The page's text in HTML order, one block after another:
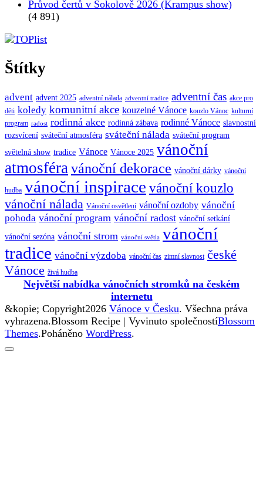
Průvod čertů v Sokolově 2026 (Krampus show)
(4 891)
Štítky
advent advent 2025 adventní nálada adventní tradice adventní čas akce pro
děti koledy komunitní akce kouzelné Vánoce kouzlo Vánoc kulturní
program radost rodinná akce rodinná zábava rodinné Vánoce slavnostní
rozsvícení sváteční atmosféra sváteční nálada sváteční program
světelná show tradice Vánoce Vánoce 2025 vánoční
atmosféravánoční dekorace vánoční dárky vánoční
hudba vánoční inspirace vánoční kouzlo
vánoční nálada Vánoční osvětlení vánoční ozdoby vánoční
pohoda vánoční program vánoční radost vánoční setkání
vánoční sezóna vánoční strom vánoční světla vánoční
tradice vánoční výzdoba vánoční čas zimní slavnost české
Vánoce živá hudba
Největší nabídka vánočních stromků na českém
internetu
&kopie; Copyright2026 Vánoce v Česku. Všechna práva
vyhrazena.Blossom Recipe | Vyvinuto společnostíBlossom
Themes.Poháněno WordPress.